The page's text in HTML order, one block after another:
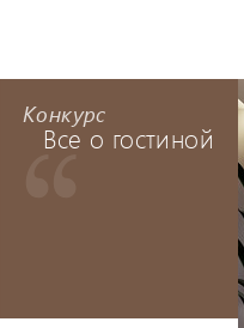
Конкурс
Все о гостиной